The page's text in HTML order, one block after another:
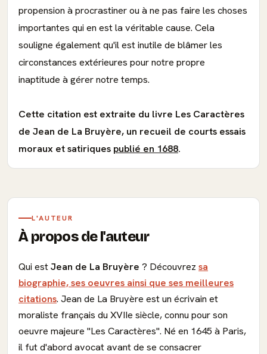
propension à procrastiner ou à ne pas faire les choses
importantes qui en est la véritable cause. Cela
souligne également qu'il est inutile de blâmer les
circonstances extérieures pour notre propre
inaptitude à gérer notre temps.
Cette citation est extraite du livre Les Caractères
de Jean de La Bruyère, un recueil de courts essais
moraux et satiriques publié en 1688.
L'AUTEUR
À propos de l'auteur
Qui estJean de La Bruyère ? Découvrez sa
biographie, ses oeuvres ainsi que ses meilleures
citations. Jean de La Bruyère est un écrivain et
moraliste français du XVIIe siècle, connu pour son
oeuvre majeure "Les Caractères". Né en 1645 à Paris,
il fut d'abord avocat avant de se consacrer